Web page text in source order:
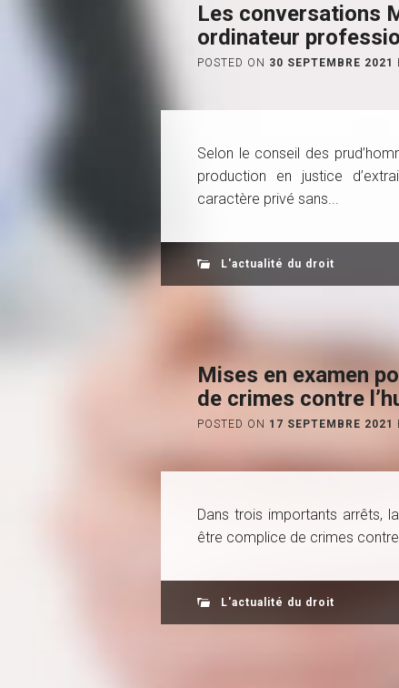
Les conversations
ordinateur
POSTED ON 30 SEPTEMBRE 2021
Selon le conseil des
production en justice
caractère privé sans...
L'actualité du droit
Mises en examen
de crimes contre
POSTED ON 17 SEPTEMBRE 2021
Dans trois importants arrêts,
être complice de crimes contre
L'actualité du droit